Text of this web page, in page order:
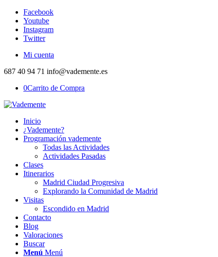
Facebook
Youtube
Instagram
Twitter
Mi cuenta
687 40 94 71 info@vademente.es
0Carrito de Compra
Inicio
¿Vademente?
Programación vademente
Todas las Actividades
Actividades Pasadas
Clases
Itinerarios
Madrid Ciudad Progresiva
Explorando la Comunidad de Madrid
Visitas
Escondido en Madrid
Contacto
Blog
Valoraciones
Buscar
Menú Menú